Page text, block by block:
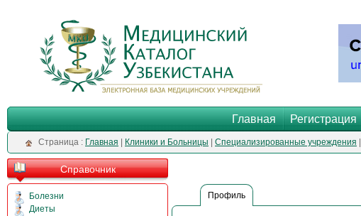
Главная Регистрация
Cтраница : Главная Клиники и Больницы Специализированные учреждения
Справочник
Болезни
Диеты
Профиль